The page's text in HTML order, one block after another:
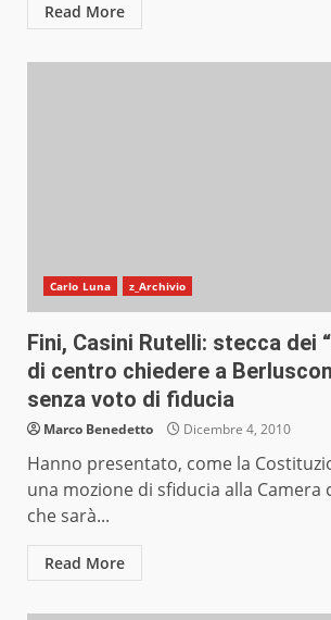
Read More
Carlo Luna z_Archivio
Fini, Casini Rutelli: stecca dei
di centro chiedere a
senza voto di fiducia
Marco Benedetto Dicembre 4, 2010
Hanno presentato, come la
una mozione di sfiducia alla Camera
che sarà...
Read More